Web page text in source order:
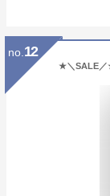
no. 12